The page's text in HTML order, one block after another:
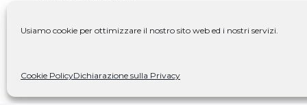
Usiamo cookie per ottimizzare il nostro sito web ed i nostri servizi.
Cookie PolicyDichiarazione sulla Privacy
VENERDÌ: